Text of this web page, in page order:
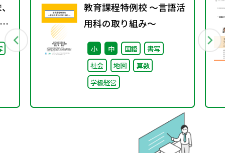
教育課程特例校 ～言語活
用科の取り組み～
小 中 国語
書写
社会
地図
算数
学級経営